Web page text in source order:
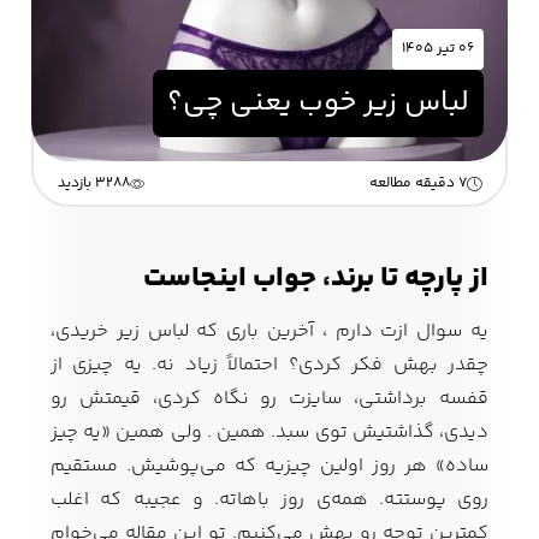
زیبایی و سلامت
خانه و آشپزخانه
شلوارک مردانه ژاکت و پلیور مردانه
سویشرت و هودی
مردانه
اکسسوری مردانه پوشت مردانه
کیف مردانه
کیف پول و جاکارتی
مردانه
کمربند مردانه
۰۶ تیر ۱۴۰۵
لباس زیر خوب یعنی چی؟
7 دقیقه مطالعه 3288 بازدید
از پارچه تا برند، جواب اینجاست
یه سوال ازت دارم ، آخرین باری که لباس زیر خریدی،
چقدر بهش فکر کردی؟ احتمالاً زیاد نه. یه چیزی از
قفسه برداشتی، سایزت رو نگاه کردی، قیمتش رو
دیدی، گذاشتیش توی سبد. همین . ولی همین «یه چیز
ساده» هر روز اولین چیزیه که می‌پوشیش. مستقیم
روی پوستته. همه‌ی روز باهاته. و عجیبه که اغلب
کمترین توجه رو بهش می‌کنیم. تو این مقاله می‌خوام